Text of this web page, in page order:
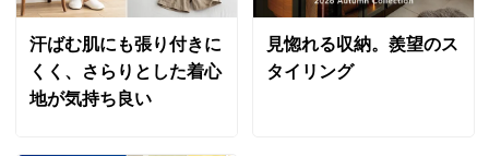
2024/02/01
汗ばむ肌にも張り付きに
くく、さらりとした着心
地が気持ち良い
見惚れる収納。羨望のス
タイリング